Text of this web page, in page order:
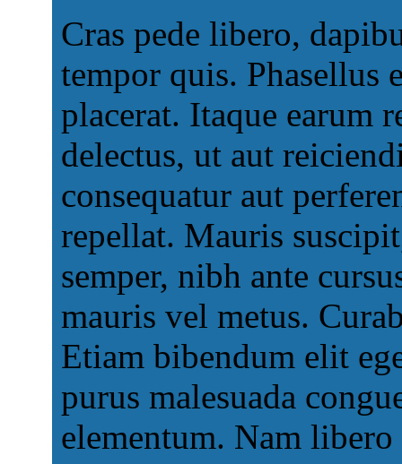
Cras pede libero,
tempor quis. Phasellus
placerat. Itaque earum
delectus, ut aut
consequatur aut
repellat. Mauris
semper, nibh ante
mauris vel metus.
Etiam bibendum elit
purus malesuada
elementum. Nam